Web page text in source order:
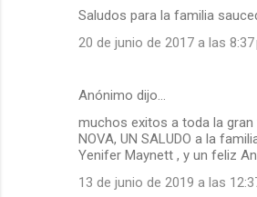
Saludos para la familia
20 de junio de 2017 a las 8:37
Anónimo dijo…
muchos exitos a toda la gran
NOVA, UN SALUDO a la
Yenifer Maynett , y un feliz
13 de junio de 2019 a las